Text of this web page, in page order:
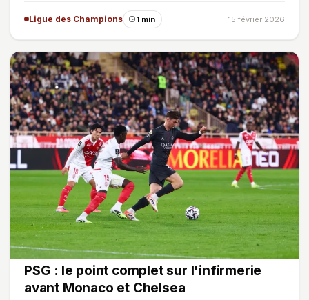
Ligue des Champions 1 min 15 février 2026
PSG : le point complet sur l'infirmerie
avant Monaco et Chelsea